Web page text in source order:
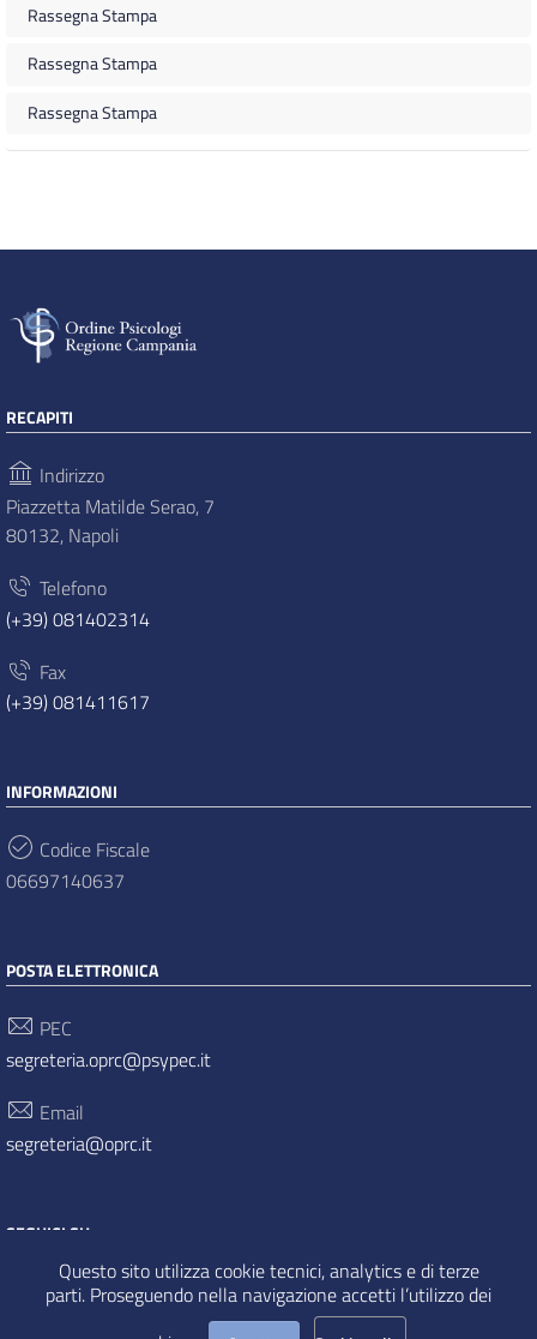
Questo sito utilizza cookie tecnici, analytics e di terze
parti. Proseguendo nella navigazione accetti l’utilizzo dei
Rassegna Stampa
Rassegna Stampa
Rassegna Stampa
RECAPITI
Indirizzo
Piazzetta Matilde Serao, 7
80132, Napoli
Telefono
(+39) 081402314
Fax
(+39) 081411617
INFORMAZIONI
Codice Fiscale
06697140637
POSTA ELETTRONICA
PEC
segreteria.oprc@psypec.it
Email
segreteria@oprc.it
SEGUICI SU